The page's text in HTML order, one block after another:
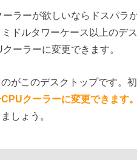
ラーが欲しいならドスパラ
ミドルタワーケース以上のデ
ーラーに変更できます。
がこのデスクトップです。
クーラーに変更できます。
しょう。